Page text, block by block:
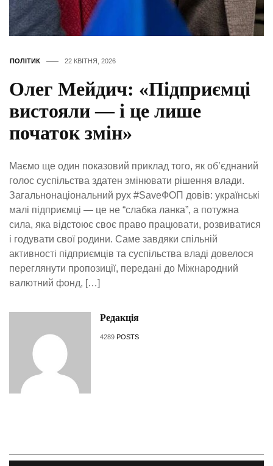
ПОЛІТИК 22 КВІТНЯ, 2026
Олег Мейдич: «Підприємці
вистояли — і це лише
початок змін»
Маємо ще один показовий приклад того, як об’єднаний
голос суспільства здатен змінювати рішення влади.
Загальнонаціональний рух #SaveФОП довів: українські
малі підприємці — це не “слабка ланка”, а потужна
сила, яка відстоює своє право працювати, розвиватися
і годувати свої родини. Саме завдяки спільній
активності підприємців та суспільства владі довелося
переглянути пропозиції, передані до Міжнародний
валютний фонд, […]
Редакція
4289 POSTS